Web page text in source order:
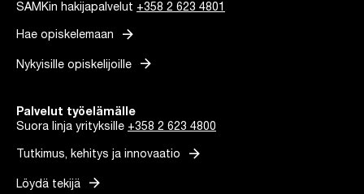
SAMKin hakijapalvelut +358 2 623 4801
Hae opiskelemaan arrow_forward
Nykyisille opiskelijoille arrow_forward
Palvelut työelämälle
Suora linja yrityksille +358 2 623 4800
Tutkimus, kehitys ja innovaatio arrow_forward
Löydä tekijä arrow_forward